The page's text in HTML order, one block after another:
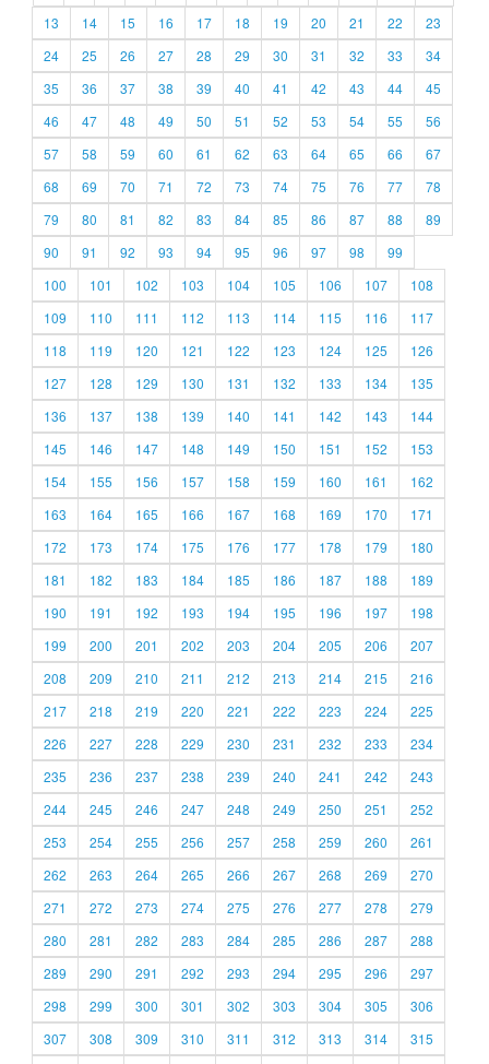
13
14 15 16 17 18 19 20 21 22
23
24
25 26 27 28 29 30 31 32 33
34
35
36 37 38 39 40 41 42 43 44
45
46
47 48 49 50 51 52 53 54 55
56
57
58 59 60 61 62 63 64 65 66
67
68
69 70 71 72 73 74 75 76 77
78
79
80 81 82 83 84 85 86 87 88
89
90
91 92 93 94 95 96 97 98
99
100
101 102 103 104 105 106 107
108
109
110 111 112 113 114 115 116
117
118
119 120 121 122 123 124 125
126
127
128 129 130 131 132 133 134
135
136
137 138 139 140 141 142 143
144
145
146 147 148 149 150 151 152
153
154
155 156 157 158 159 160 161
162
163
164 165 166 167 168 169 170
171
172
173 174 175 176 177 178 179
180
181
182 183 184 185 186 187 188
189
190
191 192 193 194 195 196 197
198
199
200 201 202 203 204 205 206
207
208
209 210 211 212 213 214 215
216
217
218 219 220 221 222 223 224
225
226
227 228 229 230 231 232 233
234
235
236 237 238 239 240 241 242
243
244
245 246 247 248 249 250 251
252
253
254 255 256 257 258 259 260
261
262
263 264 265 266 267 268 269
270
271
272 273 274 275 276 277 278
279
280
281 282 283 284 285 286 287
288
289
290 291 292 293 294 295 296
297
298
299 300 301 302 303 304 305
306
307
308 309 310 311 312 313 314
315